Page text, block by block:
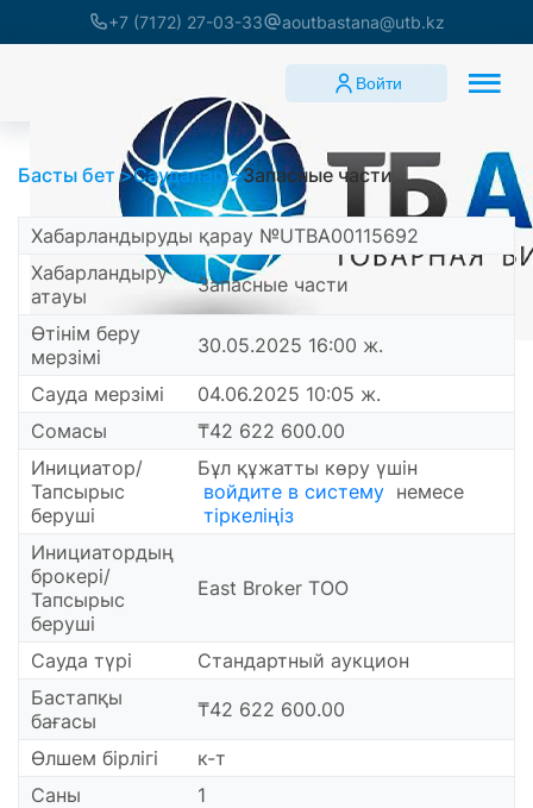
+7 (7172) 27-03-33 aoutbastana@utb.kz
Войти
Басты бет Саудалар Запасные части
Хабарландыруды қарау №UTBA00115692
Хабарландыру
атауы
Запасные части
Өтінім беру
мерзімі
30.05.2025 16:00 ж.
Сауда мерзімі
04.06.2025 10:05 ж.
Сомасы
₸42 622 600.00
Инициатор/
Тапсырыс
беруші
Бұл құжатты көру үшін
войдите в систему немесе
тіркеліңіз
Инициатордың
брокері/
Тапсырыс
беруші
East Broker ТОО
Сауда түрі
Стандартный аукцион
Бастапқы
бағасы
₸42 622 600.00
Өлшем бірлігі
к-т
Саны
1